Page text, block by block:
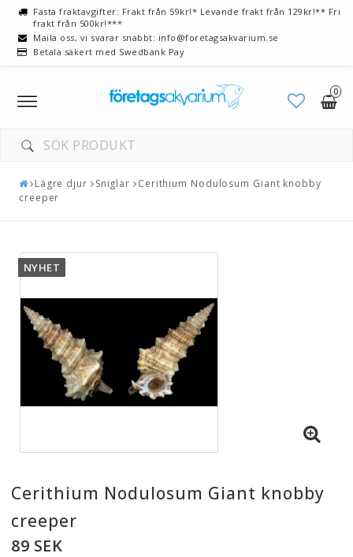
Fasta fraktavgifter: Frakt från 59kr!* Levande frakt från 129kr!** Fri
frakt från 500kr!***
Maila oss, vi svarar snabbt: info@foretagsakvarium.se
Betala säkert med Swedbank Pay
0
Toggle
navigation
Lägre djur Sniglar
Cerithium Nodulosum Giant knobby
creeper
NYHET
Cerithium Nodulosum Giant knobby
creeper
89 SEK